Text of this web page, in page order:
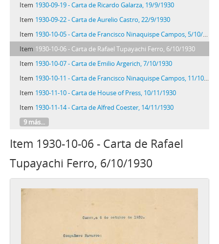
Item 1930-09-19 - Carta de Ricardo Galarza, 19/9/1930
Item 1930-09-22 - Carta de Aurelio Castro, 22/9/1930
Item 1930-10-05 - Carta de Francisco Ninaquispe Campos, 5/10/1930
Item 1930-10-06 - Carta de Rafael Tupayachi Ferro, 6/10/1930
Item 1930-10-07 - Carta de Emilio Argerich, 7/10/1930
Item 1930-10-11 - Carta de Francisco Ninaquispe Campos, 11/10/1930
Item 1930-11-10 - Carta de House of Press, 10/11/1930
Item 1930-11-14 - Carta de Alfred Coester, 14/11/1930
9 más...
Item 1930-10-06 - Carta de Rafael
Tupayachi Ferro, 6/10/1930